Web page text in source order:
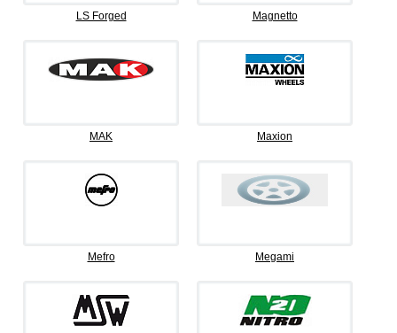
LS Forged Magnetto
MAK Maxion
Mefro Megami